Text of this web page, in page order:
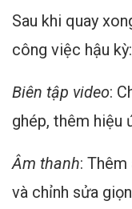
Sau khi quay
công việc hậu kỳ:
Biên tập video:
ghép, thêm hiệu
Âm thanh: Thêm
và chỉnh sửa